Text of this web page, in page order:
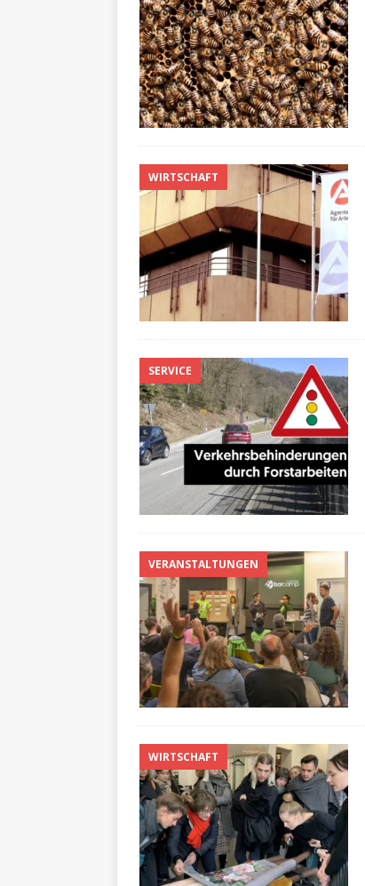
WIRTSCHAFT
SERVICE
VERANSTALTUNGEN
WIRTSCHAFT